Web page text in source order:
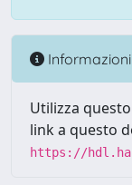
Informazioni
Utilizza
link a questo
https://